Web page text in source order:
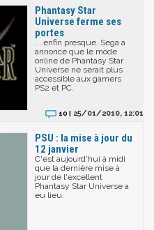
Phantasy Star
Universe ferme ses
portes
... enfin presque. Sega a
annoncé que le mode
online de Phantasy Star
Universe ne serait plus
accessible aux gamers
PS2 et PC.
10 | 25/01/2010, 12:01
PSU : la mise à jour du
12 janvier
C'est aujourd'hui à midi
que la dernière mise à
jour de l'excellent
Phantasy Star Universe a
eu lieu.